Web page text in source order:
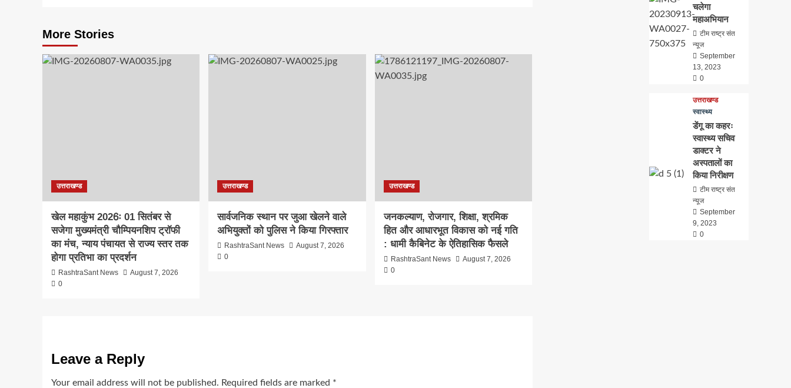
More Stories
उत्तराखण्ड
खेल महाकुंभ 2026ः 01 सितंबर से
सजेगा मुख्यमंत्री चौम्पियनशिप ट्रॉफी
का मंच, न्याय पंचायत से राज्य स्तर तक
होगा प्रतिभा का प्रदर्शन
RashtraSant News
August 7, 2026
0
उत्तराखण्ड
सार्वजनिक स्थान पर जुआ खेलने वाले
अभियुक्तों को पुलिस ने किया गिरफ्तार
RashtraSant News
August 7, 2026
0
उत्तराखण्ड
जनकल्याण, रोजगार, शिक्षा, श्रमिक
हित और आधारभूत विकास को नई गति
: धामी कैबिनेट के ऐतिहासिक फैसले
RashtraSant News
August 7, 2026
0
Leave a Reply
Your email address will not be published. Required fields are marked *
चलेगा
महाअभियान
टीम राष्ट्र संत
न्यूज
September
13, 2023
0
उत्तराखण्ड
स्वास्थ्य
डेंगू का कहरः
स्वास्थ्य सचिव
डाक्टर ने
अस्पतालों का
किया निरीक्षण
टीम राष्ट्र संत
न्यूज
September
9, 2023
0